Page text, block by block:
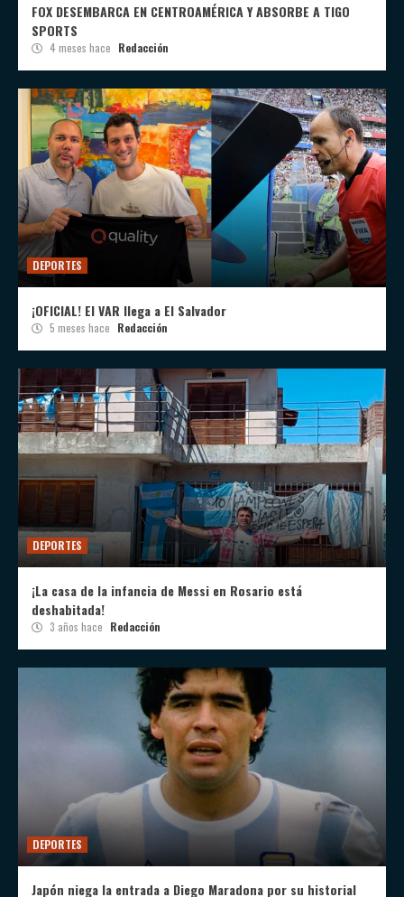
FOX DESEMBARCA EN CENTROAMÉRICA Y ABSORBE A TIGO
SPORTS
4 meses hace Redacción
DEPORTES
¡OFICIAL! El VAR llega a El Salvador
5 meses hace Redacción
DEPORTES
¡La casa de la infancia de Messi en Rosario está
deshabitada!
3 años hace Redacción
DEPORTES
Japón niega la entrada a Diego Maradona por su historial